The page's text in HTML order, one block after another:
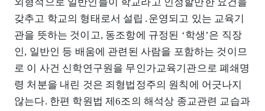
갖추고 학교의 형태로서 설립․운영되고 있는 교육기
관을 뜻하는 것이고, 동조항에 규정된 ‘학생’은 직장
인, 일반인 등 배움에 관련된 사람을 포함하는 것이므
로 이 사건 신학연구원을 무인가교육기관으로 폐쇄명
령 처분을 내린 것은 죄형법정주의 원칙에 어긋나지
않는다. 한편 학원법 제6조의 해석상 종교관련 교습과